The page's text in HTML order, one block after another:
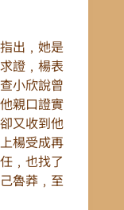
出﹐她是
證﹐楊表
小欣說曾
親口證實
又收到他
楊受成再
﹐也找了
魯莽﹐至